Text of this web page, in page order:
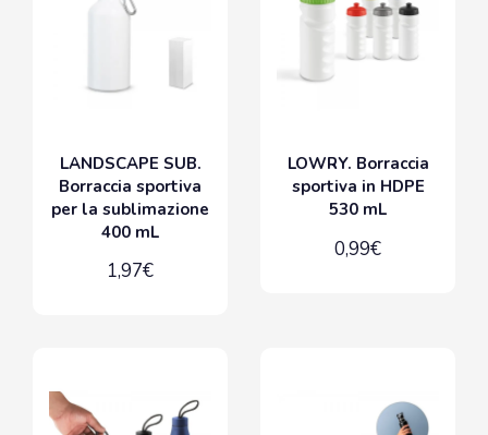
LANDSCAPE SUB.
Borraccia sportiva
per la sublimazione
400 mL
1,97€
LOWRY. Borraccia
sportiva in HDPE
530 mL
0,99€